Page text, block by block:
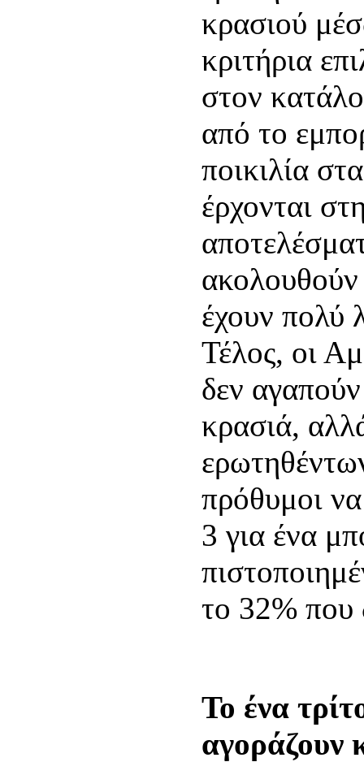
κρασιού
κριτήρια
στον
από το
ποικιλία
έρχονται
έχουν πολύ
Τέλος, οι
δεν αγαπούν
κρασιά,
πρόθυμοι
3 για ένα
το 32% που
Το ένα
αγοράζουν